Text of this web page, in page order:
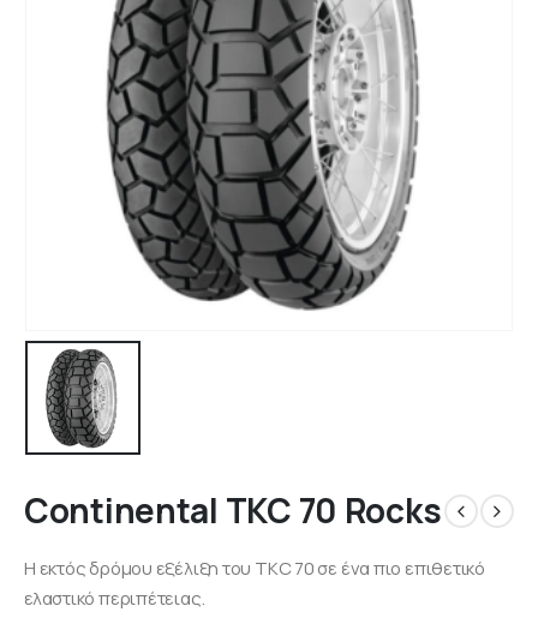
Continental TKC 70 Rocks
Η εκτός δρόμου εξέλιξη του TKC 70 σε ένα πιο επιθετικό
ελαστικό περιπέτειας.